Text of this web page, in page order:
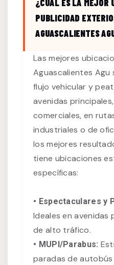
¿CUÁL ES LA MEJOR
PUBLICIDAD
AGUASCALIENTES
Las mejores
Aguascalientes Agu
flujo vehicular y
avenidas
comerciales, en
industriales o de
los mejores
tiene ubicaciones
específicas:
• Espectaculares y
Ideales en avenidas
de alto tráfico.
• MUPI/Parabus:
paradas de